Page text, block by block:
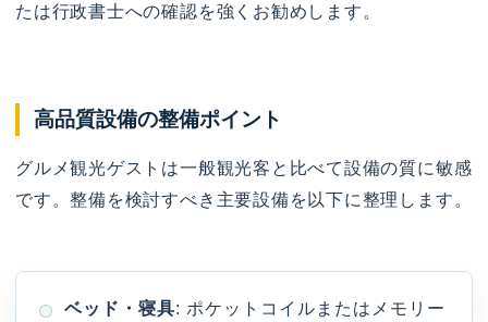
たは行政書士への確認を強くお勧めします。
高品質設備の整備ポイント
グルメ観光ゲストは一般観光客と比べて設備の質に敏感
です。整備を検討すべき主要設備を以下に整理します。
ベッド・寝具: ポケットコイルまたはメモリー